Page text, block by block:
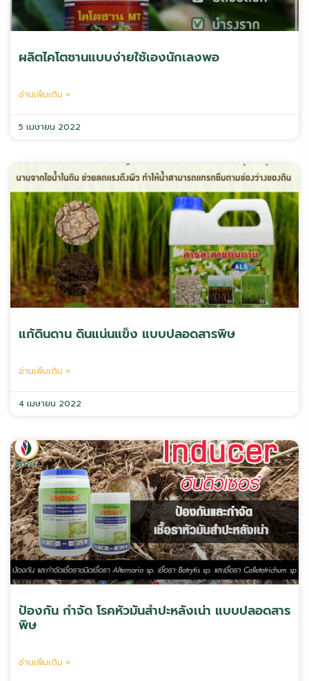
ผลิตไคโตซานแบบง่ายใช้เองนักเลงพอ
อ่านเพิ่มเติม »
5 เมษายน 2022
แก้ดินดาน ดินแน่นแข็ง แบบปลอดสารพิษ
อ่านเพิ่มเติม »
4 เมษายน 2022
ป้องกัน กำจัด โรคหัวมันสำปะหลังเน่า แบบปลอดสาร
พิษ
อ่านเพิ่มเติม »